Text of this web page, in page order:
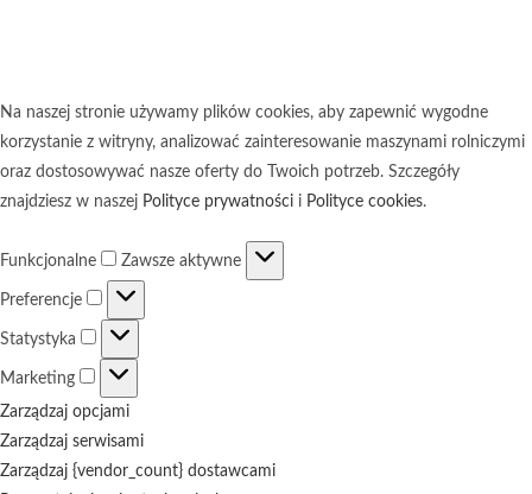
Na naszej stronie używamy plików cookies, aby zapewnić wygodne
korzystanie z witryny, analizować zainteresowanie maszynami rolniczymi
oraz dostosowywać nasze oferty do Twoich potrzeb. Szczegóły
znajdziesz w naszej Polityce prywatności i Polityce cookies.
Funkcjonalne Funkcjonalne
Zawsze aktywne
Preferencje Preferencje
Statystyka Statystyka
Marketing Marketing
Zarządzaj opcjami
Zarządzaj serwisami
Zarządzaj {vendor_count} dostawcami